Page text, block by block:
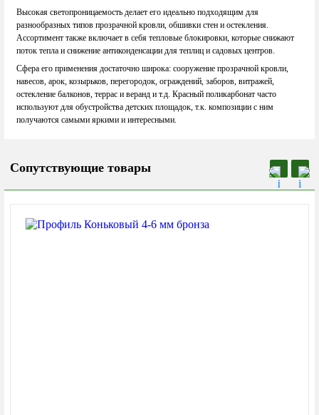
Высокая светопроницаемость делает его идеально подходящим для
разнообразных типов прозрачной кровли, обшивки стен и остекления.
Ассортимент также включает в себя тепловые блокировки, которые снижают
поток тепла и снижение антиконденсации для теплиц и садовых центров.
Сфера его применения достаточно широка: сооружение прозрачной кровли,
навесов, арок, козырьков, перегородок, ограждений, заборов, витражей,
остекление балконов, террас и веранд и т.д. Красный поликарбонат часто
используют для обустройства детских площадок, т.к. композиции с ним
получаются самыми яркими и интересными.
Сопутствующие товары